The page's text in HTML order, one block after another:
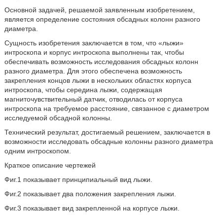
Основной задачей, решаемой заявленным изобретением,
является определение состояния обсадных колонн разного
диаметра.
Сущность изобретения заключается в том, что «лыжи»
интроскопа и корпус интроскопа выполнены так, чтобы
обеспечивать возможность исследования обсадных колонн
разного диаметра. Для этого обеспечена возможность
закрепления концов лыжи в нескольких областях корпуса
интроскопа, чтобы середина лыжи, содержащая
магниточувствительный датчик, отводилась от корпуса
интроскопа на требуемое расстояние, связанное с диаметром
исследуемой обсадной колонны.
Технический результат, достигаемый решением, заключается в
возможности исследовать обсадные колонны разного диаметра
одним интроскопом.
Краткое описание чертежей
Фиг.1 показывает принципиальный вид лыжи.
Фиг.2 показывает два положения закрепления лыжи.
Фиг.3 показывает вид закрепленной на корпусе лыжи.